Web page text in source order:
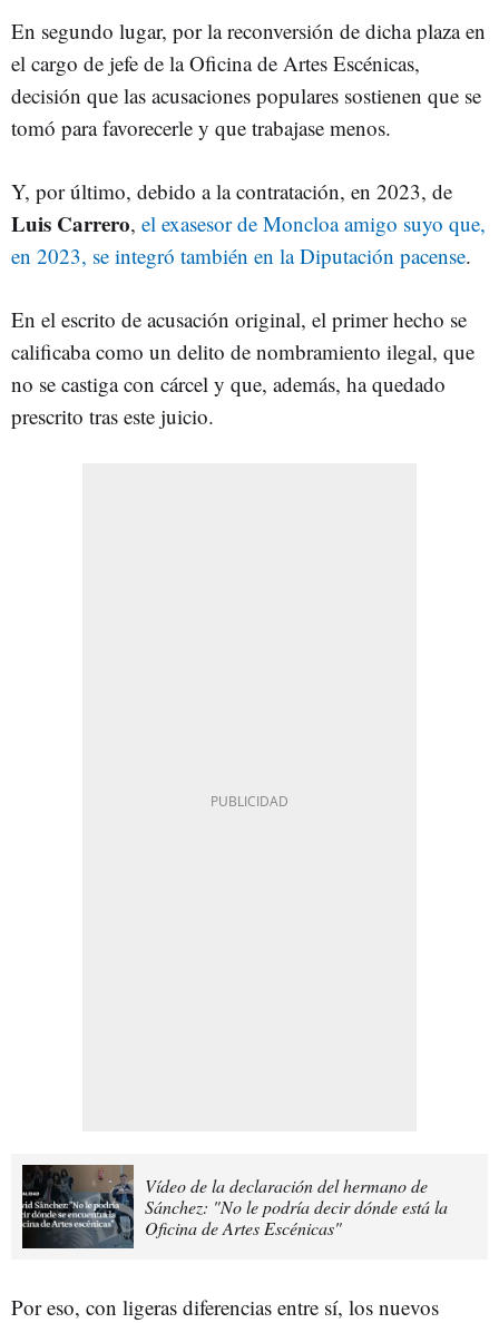
En segundo lugar, por la reconversión de dicha plaza en
el cargo de jefe de la Oficina de Artes Escénicas,
decisión que las acusaciones populares sostienen que se
tomó para favorecerle y que trabajase menos.
Y, por último, debido a la contratación, en 2023, de
Luis Carrero, el exasesor de Moncloa amigo suyo que,
en 2023, se integró también en la Diputación pacense.
En el escrito de acusación original, el primer hecho se
calificaba como un delito de nombramiento ilegal, que
no se castiga con cárcel y que, además, ha quedado
prescrito tras este juicio.
Vídeo de la declaración del hermano de
Sánchez: "No le podría decir dónde está la
Oficina de Artes Escénicas"
Por eso, con ligeras diferencias entre sí, los nuevos